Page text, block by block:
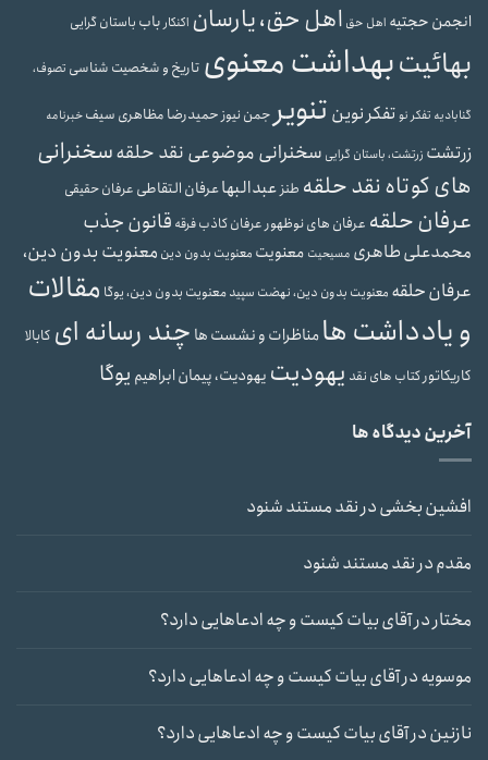
انجمن حجتیه اهل حق اهل حق، یارسان اکنکارباب باستان گرایی
بهائیتبهداشت معنوی تاریخ و شخصیت شناسی تصوف،
گنابادیه تفکر نوتفکر نوین تنویر جمن نیوزحمیدرضا مظاهری سیفخبرنامه
زرتشت زرتشت، باستان گرایی سخنرانی موضوعی نقد حلقهسخنرانی
های کوتاه نقد حلقه طنزعبدالبهاعرفان التقاطی عرفان حقیقی
عرفان حلقه عرفان های نوظهورعرفان کاذبفرقه قانون جذب
محمدعلی طاهری مسیحیت معنویت معنویت بدون دین معنویت بدون دین،
عرفان حلقه معنویت بدون دین، نهضت سپیدمعنویت بدون دین، یوگا مقالات
و یادداشت هامناظرات و نشست ها چند رسانه ای کابالا
کاریکاتورکتاب های نقد یهودیت یهودیت، پیمان ابراهیم یوگا
آخرین دیدگاه ها
افشین بخشیدرنقد مستند شنود
مقدمدرنقد مستند شنود
مختاردرآقای بیات کیست و چه ادعاهایی دارد؟
موسویهدرآقای بیات کیست و چه ادعاهایی دارد؟
نازنیندرآقای بیات کیست و چه ادعاهایی دارد؟